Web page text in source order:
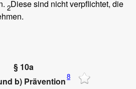
2Diese sind nicht verpflichtet, die
§ 10a
b) Prävention8